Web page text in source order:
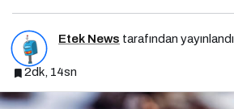
Etek News tarafından yayınlandı
2dk, 14sn